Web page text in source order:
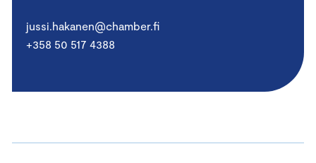
jussi.hakanen@chamber.fi
+358 50 517 4388